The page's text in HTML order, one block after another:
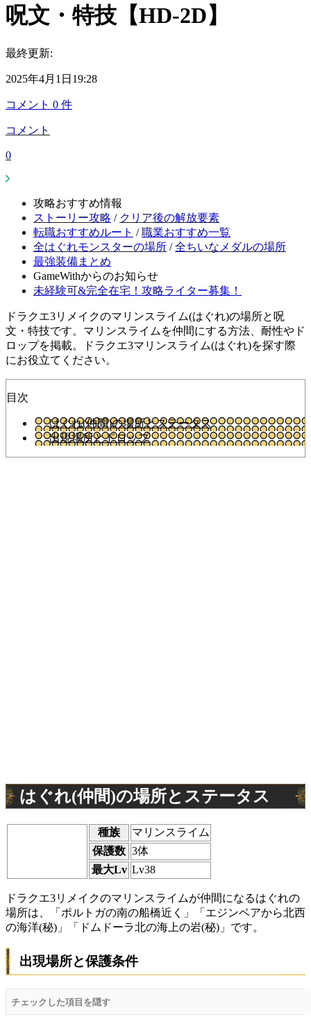
呪文・特技【HD-2D】
最終更新:
2025年4月1日19:28
コメント 0 件
コメント
0
攻略おすすめ情報
ストーリー攻略 / クリア後の解放要素
転職おすすめルート /職業おすすめ一覧
全はぐれモンスターの場所 /全ちいなメダルの場所
最強装備まとめ
GameWithからのお知らせ
未経験可&完全在宅！攻略ライター募集！
ドラクエ3リメイクのマリンスライム(はぐれ)の場所と呪
文・特技です。マリンスライムを仲間にする方法、耐性やド
ロップを掲載。ドラクエ3マリンスライム(はぐれ)を探す際
にお役立てください。
目次
はぐれ(仲間)の場所とステータス
出現場所とドロップ
はぐれ(仲間)の場所とステータス
種族
マリンスライム
保護数 3体
最大Lv Lv38
ドラクエ3リメイクのマリンスライムが仲間になるはぐれの
場所は、「ポルトガの南の船橋近く」「エジンベアから北西
の海洋(秘)」「ドムドーラ北の海上の岩(秘)」です。
出現場所と保護条件
チェックした項目を隠す